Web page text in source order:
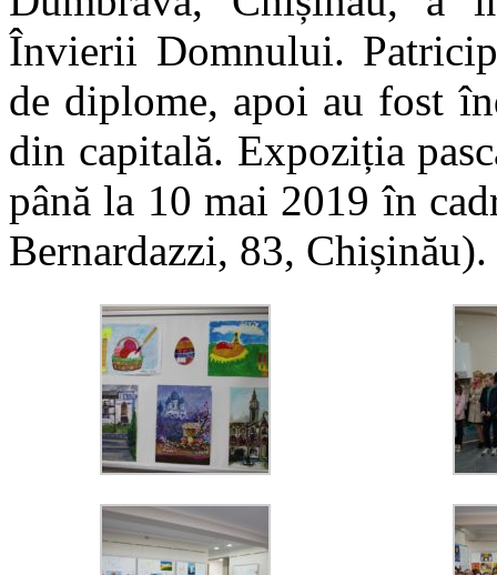
Învierii Domnului.
de diplome, apoi au fost
din capitală. Expoziția
până la 10 mai 2019 în
Bernardazzi, 83, Chișinău).